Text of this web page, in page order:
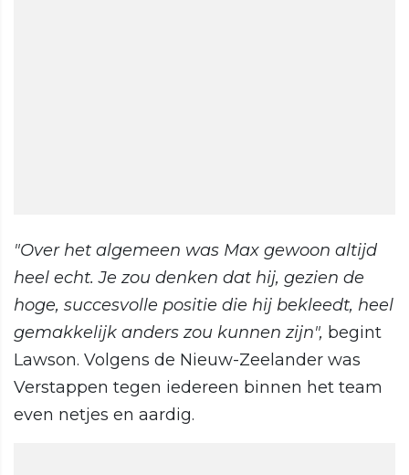
"Over het algemeen was Max gewoon altijd
heel echt. Je zou denken dat hij, gezien de
hoge, succesvolle positie die hij bekleedt, heel
gemakkelijk anders zou kunnen zijn", begint
Lawson. Volgens de Nieuw-Zeelander was
Verstappen tegen iedereen binnen het team
even netjes en aardig.